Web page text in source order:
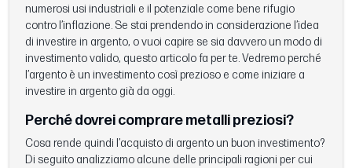
numerosi usi industriali e il potenziale come bene rifugio
contro l’inflazione. Se stai prendendo in considerazione l’idea
di investire in argento, o vuoi capire se sia davvero un modo di
investimento valido, questo articolo fa per te. Vedremo perché
l’argento è un investimento così prezioso e come iniziare a
investire in argento già da oggi.
Perché dovrei comprare metalli preziosi?
Cosa rende quindi l’acquisto di argento un buon investimento?
Di seguito analizziamo alcune delle principali ragioni per cui